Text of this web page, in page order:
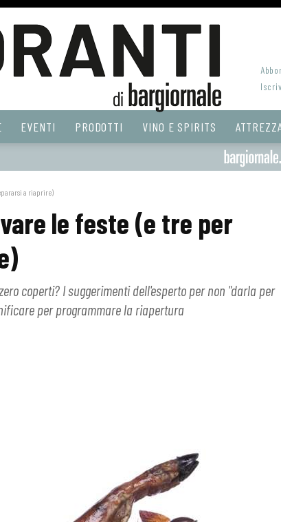
EVENTI PRODOTTI VINO E SPIRITS
a riaprire)
le feste (e tre per
coperti? I suggerimenti dell'esperto per non "darla per
per programmare la riapertura